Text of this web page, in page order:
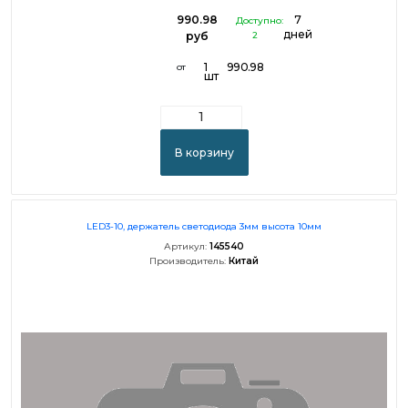
990.98
руб
Доступно:
2
7
дней
от 1
шт
990.98
В корзину
LED3-10, держатель светодиода 3мм высота 10мм
Артикул: 145540
Производитель: Китай